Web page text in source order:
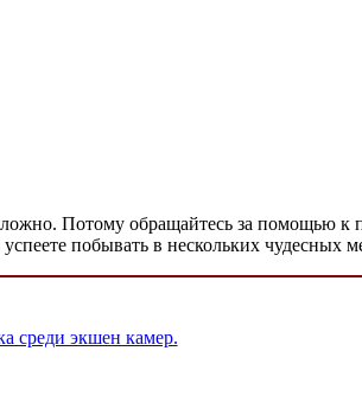
Потому обращайтесь за помощью
побывать в нескольких чудесных
среди экшен камер.